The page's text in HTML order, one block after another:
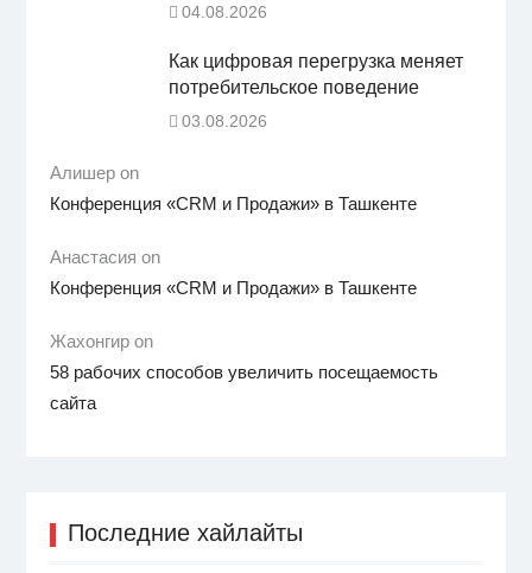
04.08.2026
Как цифровая перегрузка меняет
потребительское поведение
03.08.2026
Алишер on
Конференция «CRM и Продажи» в Ташкенте
Анастасия on
Конференция «CRM и Продажи» в Ташкенте
Жахонгир on
58 рабочих способов увеличить посещаемость
сайта
Последние хайлайты